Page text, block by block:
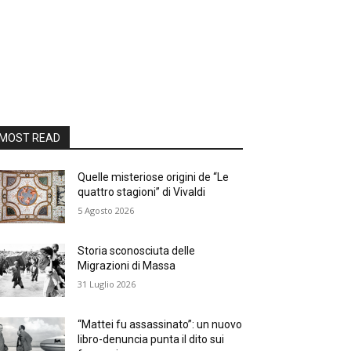
READ
Quelle misteriose origini de “Le
quattro stagioni” di Vivaldi
5 Agosto 2026
Storia sconosciuta delle
Migrazioni di Massa
31 Luglio 2026
“Mattei fu assassinato”: un nuovo
libro-denuncia punta il dito sui